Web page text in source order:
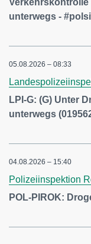
unterwegs -
05.08.2026 – 08:33
LPI-G: (G) Unter
unterwegs
04.08.2026 – 15:40
Polizeiinspektion
POL-PIROK: